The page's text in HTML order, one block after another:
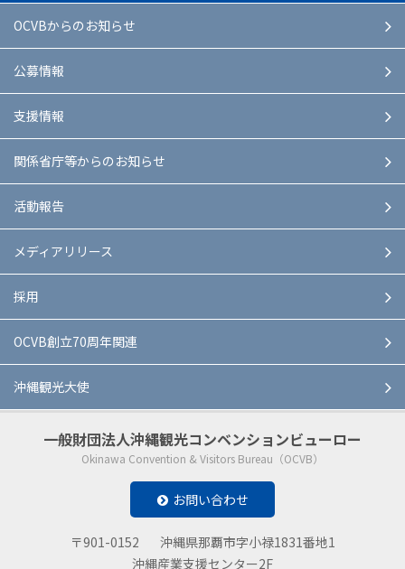
OCVBからのお知らせ
公募情報
支援情報
関係省庁等からのお知らせ
活動報告
メディアリリース
採用
OCVB創立70周年関連
沖縄観光大使
一般財団法人沖縄観光コンベンションビューロー
Okinawa Convention & Visitors Bureau（OCVB）
お問い合わせ
〒901-0152
沖縄県那覇市字小禄1831番地1
沖縄産業支援センター2F